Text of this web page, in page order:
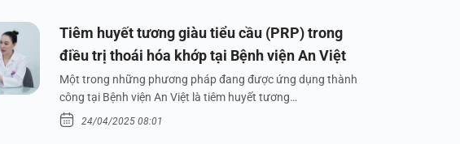
Tiêm huyết tương giàu tiểu cầu (PRP) trong
điều trị thoái hóa khớp tại Bệnh viện An Việt
Một trong những phương pháp đang được ứng dụng thành
công tại Bệnh viện An Việt là tiêm huyết tương…
24/04/2025 08:01